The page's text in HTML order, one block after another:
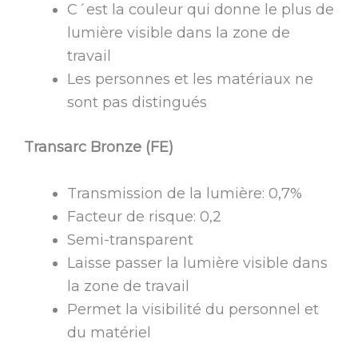
C´est la couleur qui donne le plus de
lumière visible dans la zone de
travail
Les personnes et les matériaux ne
sont pas distingués
Transarc Bronze (FE)
Transmission de la lumière: 0,7%
Facteur de risque: 0,2
Semi-transparent
Laisse passer la lumière visible dans
la zone de travail
Permet la visibilité du personnel et
du matériel